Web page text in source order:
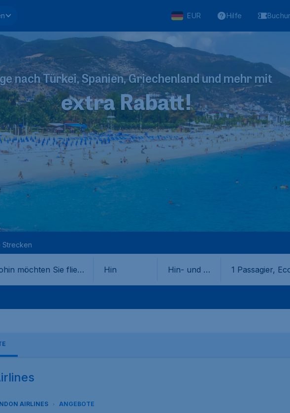
EUR Hilfe
nach Türkei, Spanien, Griechenland und mehr mit
extra Rabatt!
Strecken
Hin
Hin- und Rü
1 Passagier,
AIRLINES ANGEBOTE